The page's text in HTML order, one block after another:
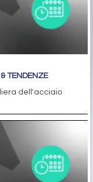
TENDENZE
dell'acciaio